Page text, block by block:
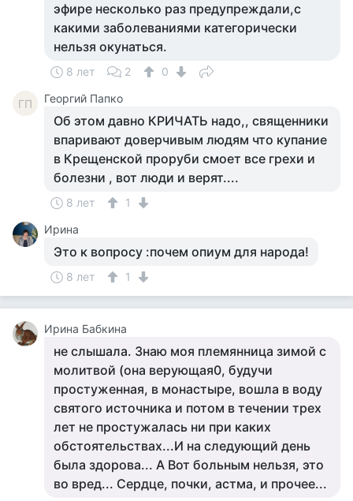
эфире несколько раз предупреждали,с
какими заболеваниями категорически
нельзя окунаться.
8 лет 2 0
ГП Георгий Папко
Об этом давно КРИЧАТЬ надо,, священники
впаривают доверчивым людям что купание
в Крещенской проруби смоет все грехи и
болезни , вот люди и верят....
8 лет
1
Ирина
Это к вопросу :почем опиум для народа!
8 лет 1
Ирина Бабкина
не слышала. Знаю моя племянница зимой с
молитвой (она верующая0, будучи
простуженная, в монастыре, вошла в воду
святого источника и потом в течении трех
лет не простужалась ни при каких
обстоятельствах...И на следующий день
была здорова... А Вот больным нельзя, это
во вред... Сердце, почки, астма, и прочее...